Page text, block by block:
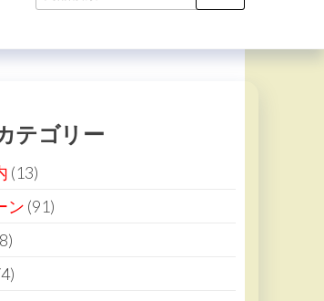
索
テゴリー
(13)
ン (91)